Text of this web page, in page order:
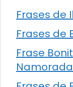
Frases de
Frases de
Frase
Namorada